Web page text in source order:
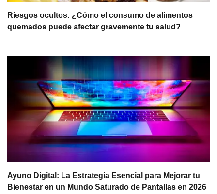
Riesgos ocultos: ¿Cómo el consumo de alimentos
quemados puede afectar gravemente tu salud?
Ayuno Digital: La Estrategia Esencial para Mejorar tu
Bienestar en un Mundo Saturado de Pantallas en 2026